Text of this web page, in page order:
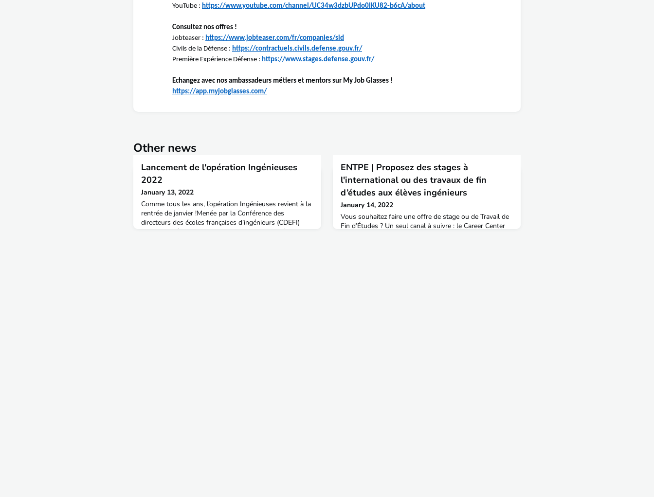
YouTube : https://www.youtube.com/channel/UC34w3dzbUPdo0IKU82-b6cA/about
Consultez nos offres !
Jobteaser : https://www.jobteaser.com/fr/companies/sid
Civils de la Défense : https://contractuels.civils.defense.gouv.fr/
Première Expérience Défense : https://www.stages.defense.gouv.fr/
Echangez avec nos ambassadeurs métiers et mentors sur My Job Glasses !
https://app.myjobglasses.com/
Other news
Lancement de l'opération Ingénieuses
2022
January 13, 2022
Comme tous les ans, l’opération Ingénieuses revient à la
rentrée de janvier !Menée par la Conférence des
directeurs des écoles françaises d’ingénieurs (CDEFI)
chaque année sans exception depuis 2011, l’opération
ENTPE | Proposez des stages à
l'international ou des travaux de fin
d’études aux élèves ingénieurs
January 14, 2022
Vous souhaitez faire une offre de stage ou de Travail de
Fin d’Études ? Un seul canal à suivre : le Career Center